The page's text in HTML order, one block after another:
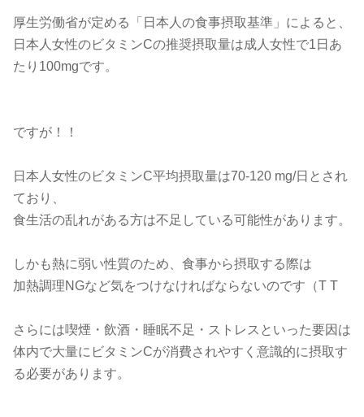
厚生労働省が定める「日本人の食事摂取基準」によると、
日本人女性のビタミンCの推奨摂取量は成人女性で1日あ
たり100mgです。
ですが！！
日本人女性のビタミンC平均摂取量は70-120 mg/日とされ
ており、
食生活の乱れがある方は不足している可能性があります。
しかも熱に弱い性質のため、食事から摂取する際は
加熱調理NGなど気をつけなければならないのです（T T
さらには喫煙・飲酒・睡眠不足・ストレスといった要因は
体内で大量にビタミンCが消費されやすく意識的に摂取す
る必要があります。